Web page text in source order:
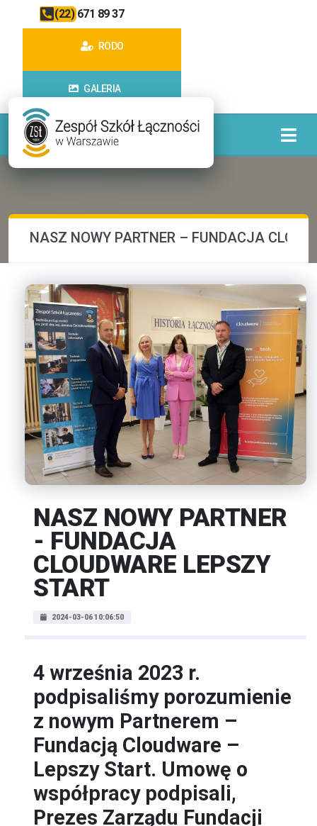
(22) 671 89 37
RODO
GALERIA
NASZ NOWY PARTNER – FUNDACJA
NASZ NOWY PARTNER
- FUNDACJA
CLOUDWARE LEPSZY
START
2024-03-06 10:06:50
4 września 2023 r.
podpisaliśmy porozumienie
z nowym Partnerem –
Fundacją Cloudware –
Lepszy Start. Umowę o
współpracy podpisali,
Prezes Zarządu Fundacji